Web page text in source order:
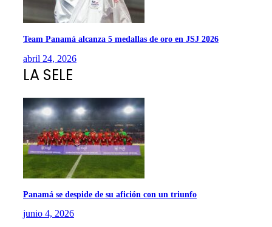
Team Panamá alcanza 5 medallas de oro en JSJ 2026
abril 24, 2026
LA SELE
Panamá se despide de su afición con un triunfo
junio 4, 2026